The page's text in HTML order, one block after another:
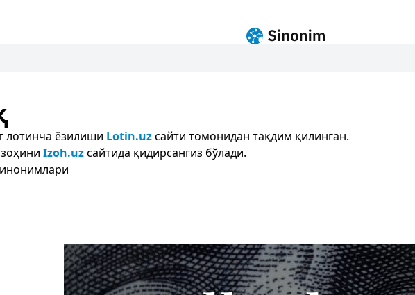
лотинча ёзилиши Lotin.uzсайти томонидан тақдим қилинган.
Izoh.uzсайтида қидирсангиз бўлади.